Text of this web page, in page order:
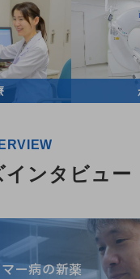
インタビュー
ー病の新薬